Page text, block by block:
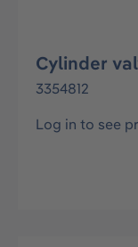
Cylinder
3354812
Log in to see